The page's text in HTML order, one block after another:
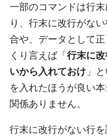
一部のコマンドは行
り、行末に改行がな
合や、データとして
くり言えば「行末に
いから入れておけ 」
を入れたほうが良い
関係ありません。
行末に改行がない行